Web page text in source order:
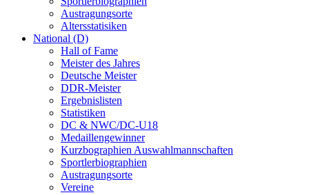
Austragungsorte
Altersstatisiken
National (D)
Hall of Fame
Meister des Jahres
Deutsche Meister
DDR-Meister
Ergebnislisten
Statistiken
DC & NWC/DC-U18
Medaillengewinner
Kurzbographien Auswahlmannschaften
Sportlerbiographien
Austragungsorte
Vereine